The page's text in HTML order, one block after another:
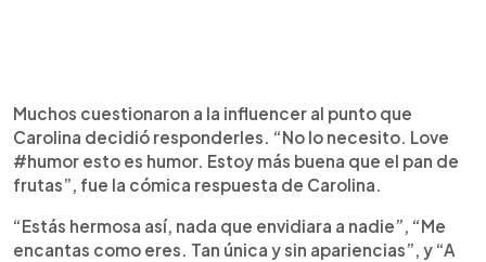
Muchos cuestionaron a la influencer al punto que
Carolina decidió responderles. “No lo necesito. Love
#humor esto es humor. Estoy más buena que el pan de
frutas”, fue la cómica respuesta de Carolina.
“Estás hermosa así, nada que envidiara a nadie”, “Me
encantas como eres. Tan única y sin apariencias”, y “A